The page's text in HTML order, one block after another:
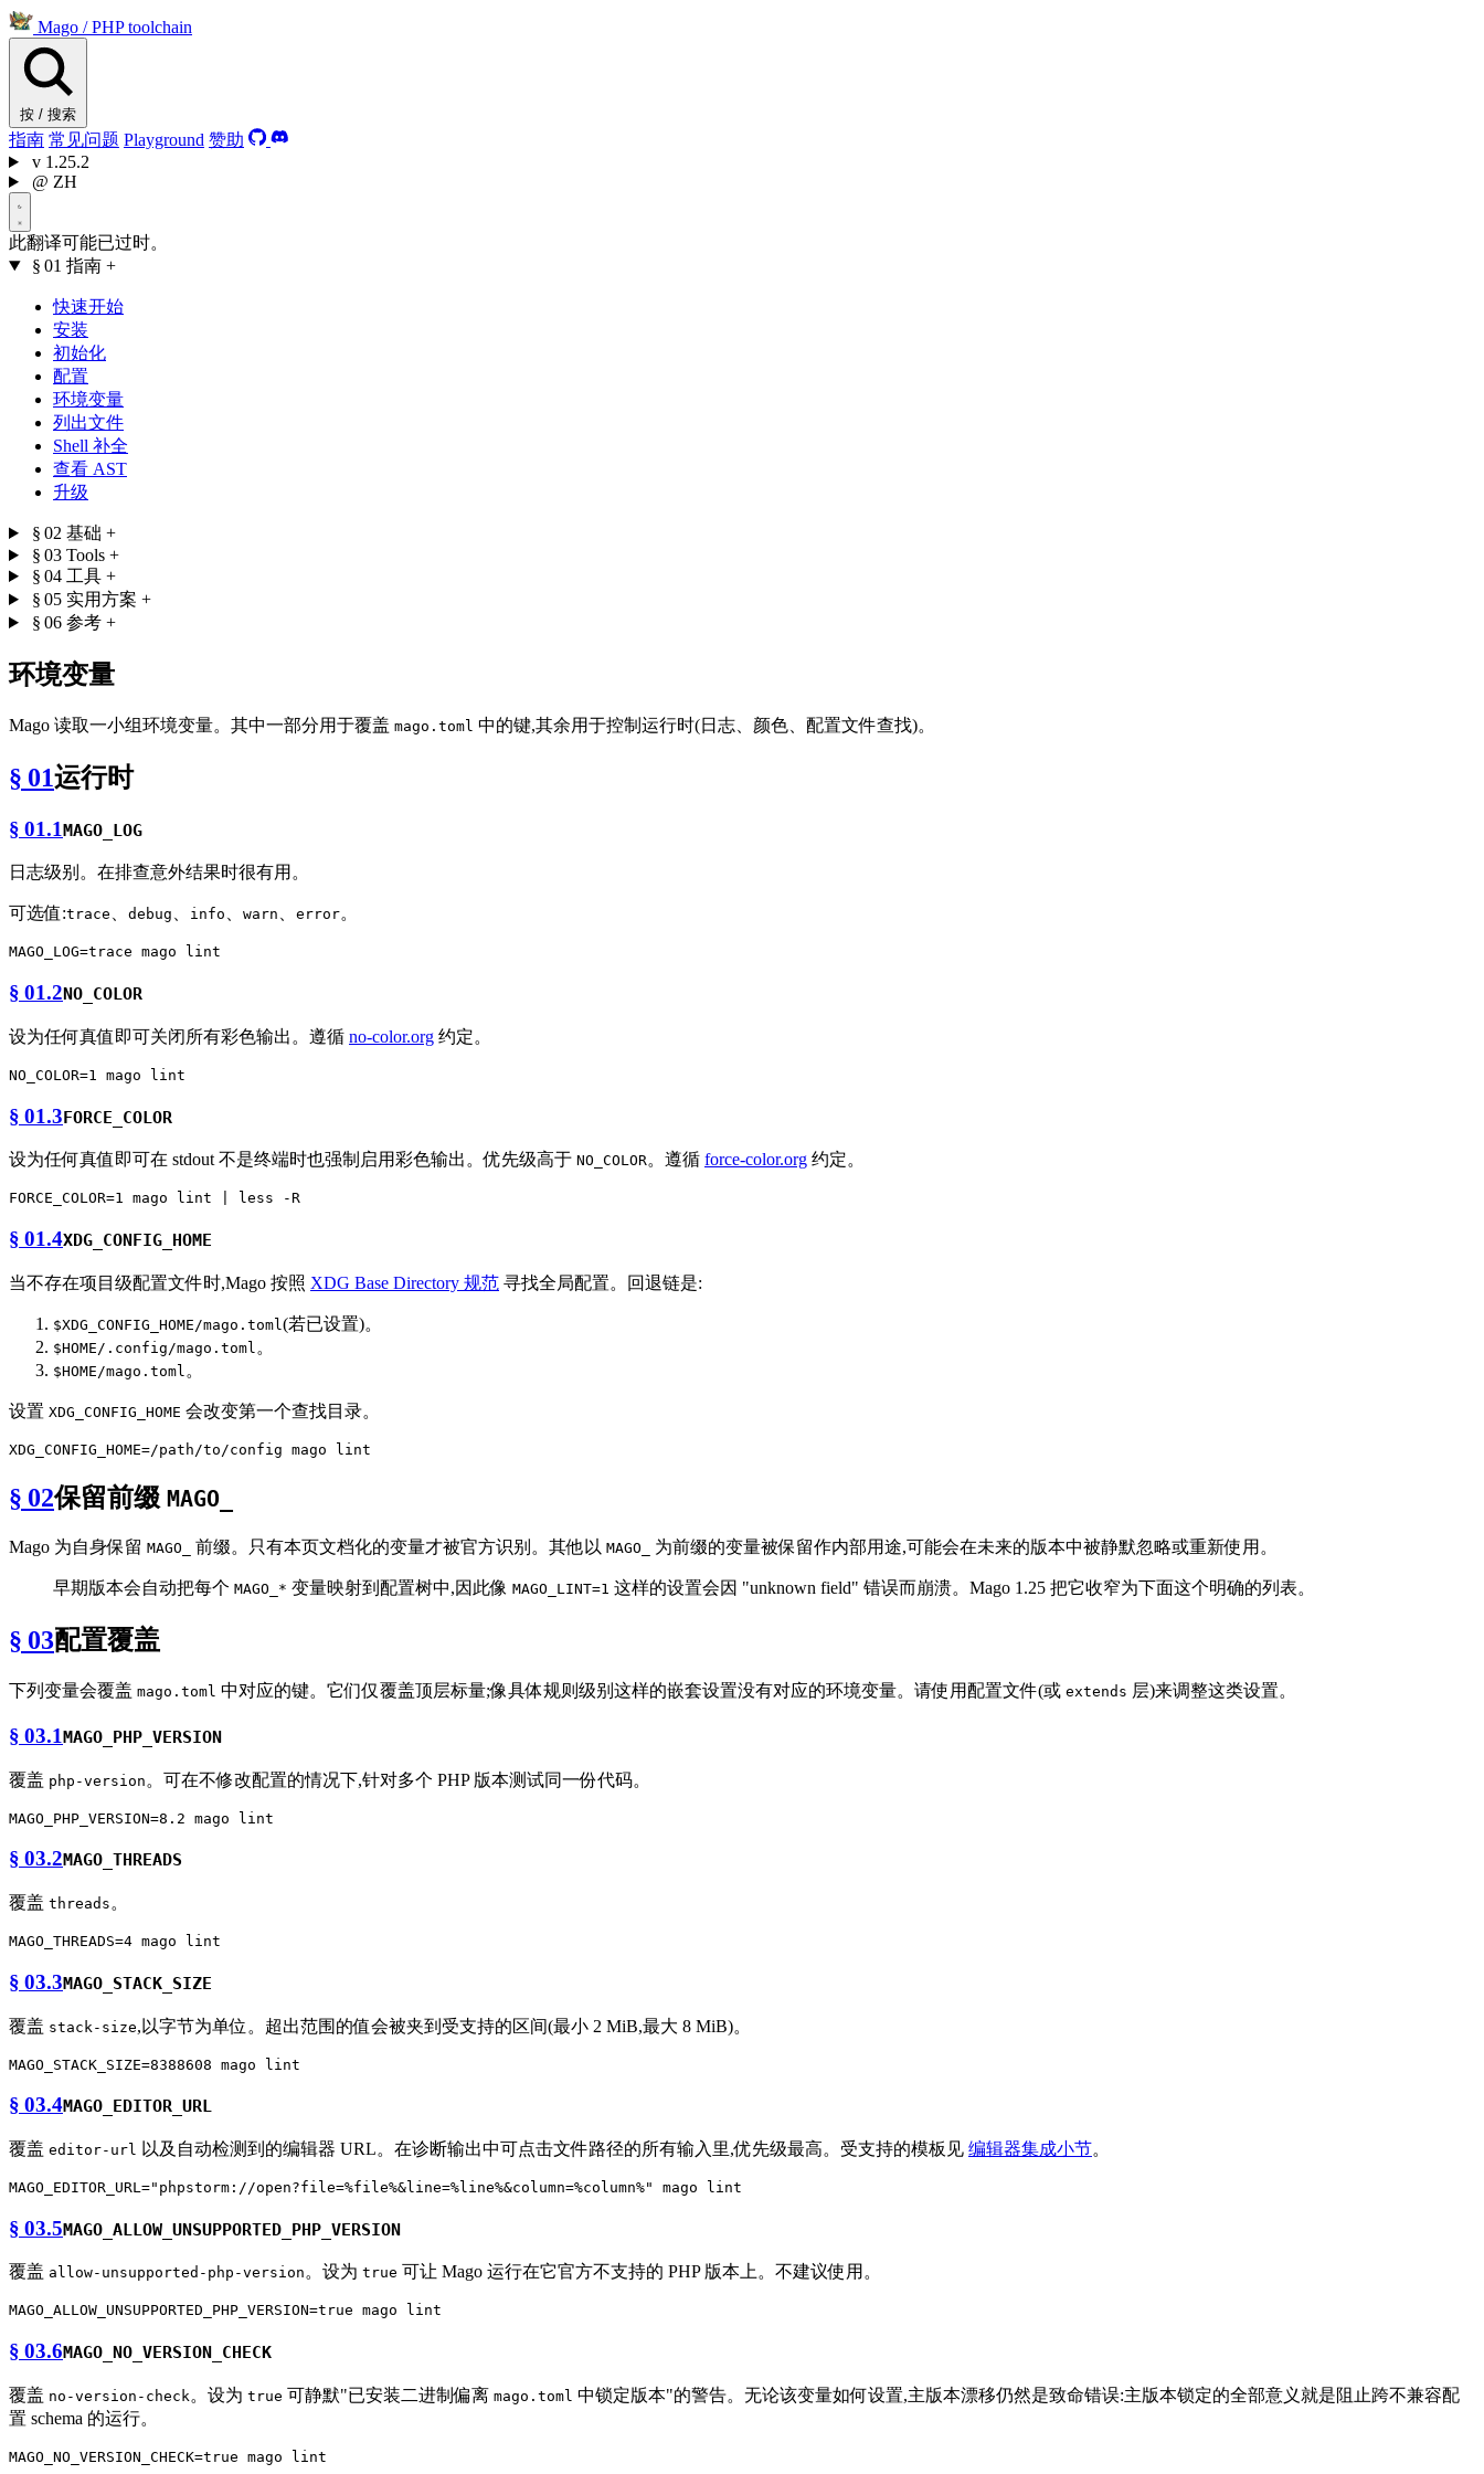
Mago / PHP toolchain
按 / 搜索
指南 常见问题 Playground 赞助
v 1.25.2
@ ZH
此翻译可能已过时。
§ 01 指南 +
快速开始
安装
初始化
配置
环境变量
列出文件
Shell 补全
查看 AST
升级
§ 02 基础 +
§ 03 Tools +
§ 04 工具 +
§ 05 实用方案 +
§ 06 参考 +
环境变量
Mago 读取一小组环境变量。其中一部分用于覆盖 mago.toml 中的键,其余用于控制运行时(日志、颜色、配置文件查找)。
§ 01运行时
§ 01.1MAGO_LOG
日志级别。在排查意外结果时很有用。
可选值:trace debug info warn error。
§ 01.2NO_COLOR
设为任何真值即可关闭所有彩色输出。遵循 no-color.org 约定。
§ 01.3FORCE_COLOR
设为任何真值即可在 stdout 不是终端时也强制启用彩色输出。优先级高于 NO_COLOR。遵循 force-color.org 约定。
§ 01.4XDG_CONFIG_HOME
当不存在项目级配置文件时,Mago 按照 XDG Base Directory 规范 寻找全局配置。回退链是:
$XDG_CONFIG_HOME/mago.toml (若已设置)。
$HOME/.config/mago.toml 。
$HOME/mago.toml 。
设置 XDG_CONFIG_HOME 会改变第一个查找目录。
§ 02保留前缀 MAGO_
Mago 为自身保留 MAGO_ 前缀。只有本页文档化的变量才被官方识别。其他以 MAGO_ 为前缀的变量被保留作内部用途,可能会在未来的版本中被静默忽略或重新使用。
早期版本会自动把每个 MAGO_* 变量映射到配置树中,因此像 MAGO_LINT=1 这样的设置会因 "unknown field" 错误而崩溃。Mago 1.25 把它收窄为下面这个明确的列表。
§ 03配置覆盖
下列变量会覆盖 mago.toml 中对应的键。它们仅覆盖顶层标量;像具体规则级别这样的嵌套设置没有对应的环境变量。请使用配置文件(或 extends 层)来调整这类设置。
§ 03.1MAGO_PHP_VERSION
覆盖 php-version 。可在不修改配置的情况下,针对多个 PHP 版本测试同一份代码。
§ 03.2MAGO_THREADS
覆盖 threads 。
§ 03.3MAGO_STACK_SIZE
覆盖 stack-size,以字节为单位。超出范围的值会被夹到受支持的区间(最小 2 MiB,最大 8 MiB)。
§ 03.4MAGO_EDITOR_URL
覆盖 editor-url 以及自动检测到的编辑器 URL。在诊断输出中可点击文件路径的所有输入里,优先级最高。受支持的模板见 编辑器集成小节。
MAGO_EDITOR_URL="phpstorm://open?file=%file%&line=%line%&column=%column%"
§ 03.5MAGO_ALLOW_UNSUPPORTED_PHP_VERSION
覆盖 allow-unsupported-php-version。设为 true 可让 Mago 运行在它官方不支持的 PHP 版本上。不建议使用。
MAGO_ALLOW_UNSUPPORTED_PHP_VERSION=true
§ 03.6MAGO_NO_VERSION_CHECK
覆盖 no-version-check 。设为 true 可静默"已安装二进制偏离 mago.toml 中锁定版本"的警告。无论该变量如何设置,主版本漂移仍然是致命错误:主版本锁定的全部意义就是阻止跨不兼容配
置 schema 的运行。
MAGO_NO_VERSION_CHECK=true